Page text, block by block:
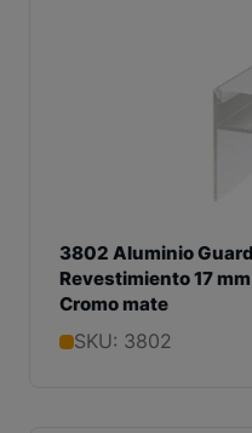
3802 Aluminio
Revestimiento 17
Cromo mate
SKU: 3802